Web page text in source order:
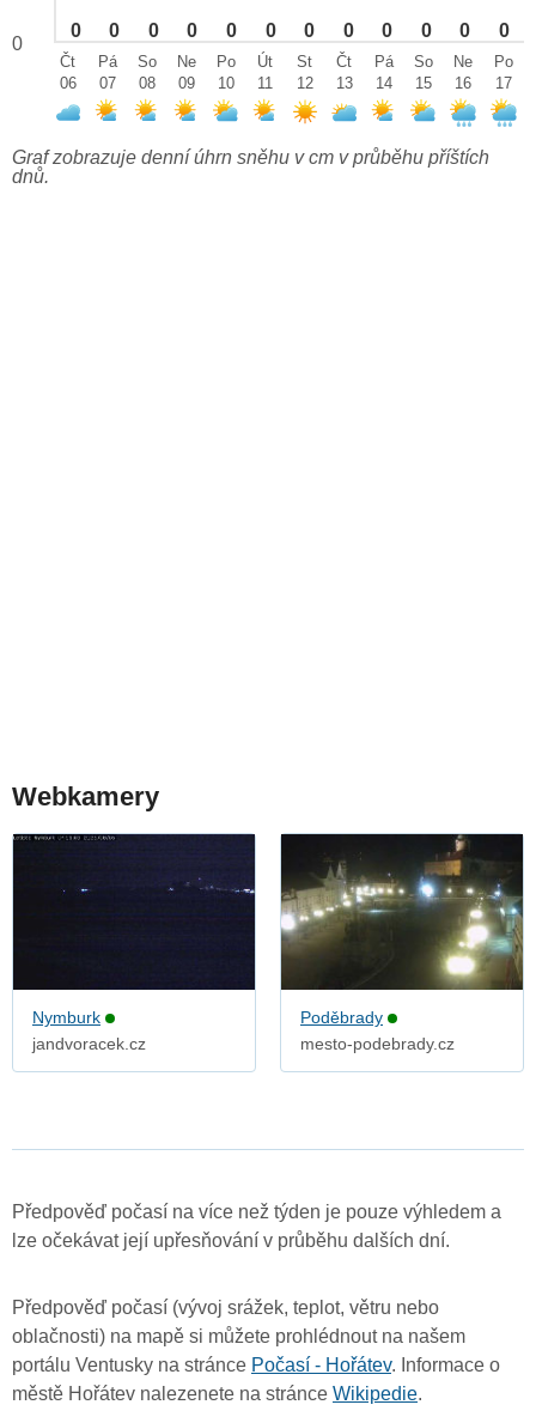
0 0 0 0 0 0 0 0 0 0 0 0
0
Čt
06
Pá
07
So
08
Ne
09
Po
10
Út
11
St
12
Čt
13
Pá
14
So
15
Ne
16
Po
17
Graf zobrazuje denní úhrn sněhu v cm v průběhu příštích
dnů.
Webkamery
Nymburk
jandvoracek.cz
Poděbrady
mesto-podebrady.cz
Předpověď počasí na více než týden je pouze výhledem a
lze očekávat její upřesňování v průběhu dalších dní.
Předpověď počasí (vývoj srážek, teplot, větru nebo
oblačnosti) na mapě si můžete prohlédnout na našem
portálu Ventusky na stránce Počasí - Hořátev. Informace o
městě Hořátev nalezenete na stránce Wikipedie.